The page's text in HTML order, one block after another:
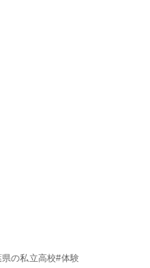
の私立高校#体験